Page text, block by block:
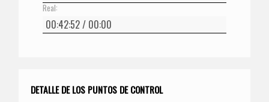
Real:
DETALLE DE LOS PUNTOS DE CONTROL